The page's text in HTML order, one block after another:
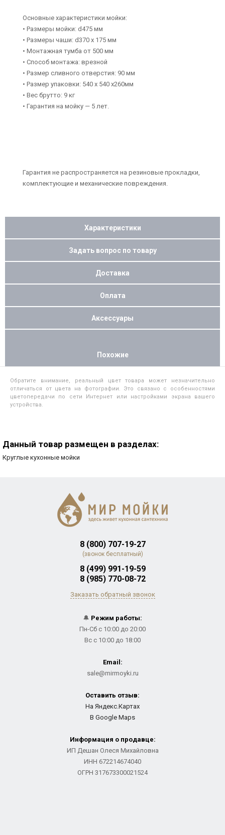
Основные характеристики мойки:
• Размеры мойки: d475 мм
• Размеры чаши: d370 х 175 мм
• Монтажная тумба от 500 мм
• Способ монтажа: врезной
• Размер сливного отверстия: 90 мм
• Размер упаковки: 540 х 540 х260мм
• Вес брутто: 9 кг
• Гарантия на мойку — 5 лет.
Гарантия не распространяется на резиновые прокладки,
комплектующие и механические повреждения.
Характеристики
Задать вопрос по товару
Доставка
Оплата
Аксессуары
Похожие
Обратите внимание, реальный цвет товара может незначительно
отличаться от цвета на фотографии. Это связано с особенностями
цветопередачи по сети Интернет или настройками экрана вашего
устройства.
Данный товар размещен в разделах:
Круглые кухонные мойки
8 (800) 707-19-27
(звонок бесплатный)
8 (499) 991-19-59
8 (985) 770-08-72
Заказать обратный звонок
🔔 Режим работы:
Пн-Сб с 10:00 до 20:00
Вс с 10:00 до 18:00
Email:
sale@mirmoyki.ru
Оставить отзыв:
На Яндекс.Картах
В Google Maps
Информация о продавце:
ИП Дешан Олеся Михайловна
ИНН 672214674040
ОГРН 317673300021524